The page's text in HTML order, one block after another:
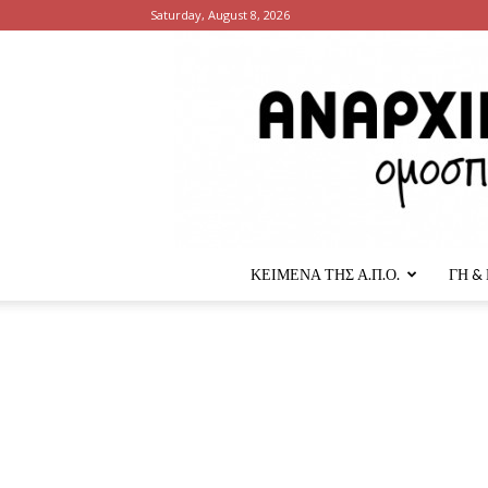
Saturday, August 8, 2026
ΚΕΙΜΕΝΑ ΤΗΣ Α.Π.Ο. ΓΗ &